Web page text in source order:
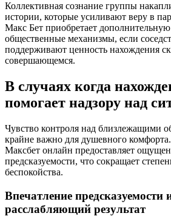
Коллективная сознание группы
истории, которые усиливают веру в
Макс Бет приобретает
общественные механизмы, если
поддерживают ценность нахождения
совершающемся.
В случаях когда
помогает надзору над
Чувство контроля над близлежащими
крайне важно для душевного
Максбет онлайн предоставляет
предсказуемости, что сокращает
беспокойства.
Впечатление предсказуемости
расслабляющий результат